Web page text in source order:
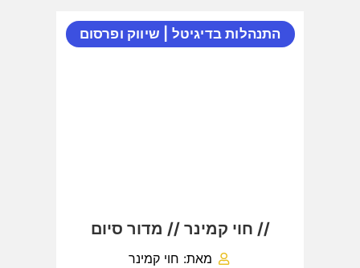
התנהלות בדיגיטל שיווק ופרסום
// חוי קמינר // מדור סיום
מאת: חוי קמינר